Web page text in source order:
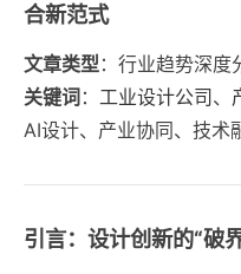
合新范式
文章类型 ：行业趋势深度
关键词： 工业设计公司、
AI设计、产业协同、技术
引言：设计创新的“破